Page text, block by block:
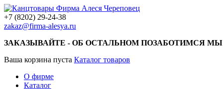
+7 (8202) 29-24-38
zakaz@firma-alesya.ru
ЗАКАЗЫВАЙТЕ - ОБ ОСТАЛЬНОМ ПОЗАБОТИМСЯ МЫ
Ваша корзина пуста Каталог товаров
О фирме
Каталог